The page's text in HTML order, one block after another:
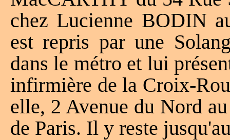
chez Lucienne BODIN
est repris par une
dans le métro et lui
infirmière de la Croix-
elle, 2 Avenue du Nord
de Paris. Il y reste